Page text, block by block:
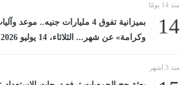
منذ 14 يومًا
14
بميزانية تفوق 4 مليارات جنيه..
وكرامة» عن شهر... الثلاثاء، 14 يوليو 2026 10:46 صـ
منذ 3 أشهر